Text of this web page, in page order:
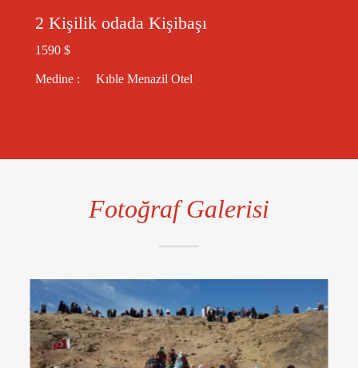
2 Kişilik odada Kişibaşı
1590 $
Medine : Kıble Menazil Otel
Fotoğraf Galerisi